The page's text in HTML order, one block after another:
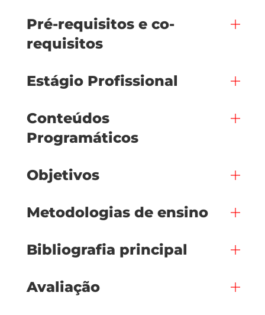
Pré-requisitos e co-
requisitos
Estágio Profissional
Conteúdos
Programáticos
Objetivos
Metodologias de ensino
Bibliografia principal
Avaliação